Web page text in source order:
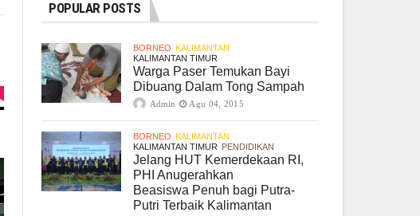
POPULAR POSTS
BORNEO KALIMANTAN
KALIMANTAN TIMUR
Warga Paser Temukan Bayi
Dibuang Dalam Tong Sampah
Admin Agu 04, 2015
BORNEO KALIMANTAN
KALIMANTAN TIMUR PENDIDIKAN
Jelang HUT Kemerdekaan RI,
PHI Anugerahkan
Beasiswa Penuh bagi Putra-
Putri Terbaik Kalimantan